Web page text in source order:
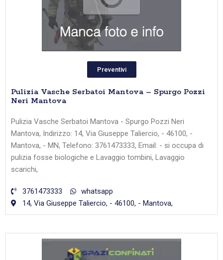
Preventivi
Pulizia Vasche Serbatoi Mantova – Spurgo Pozzi
Neri Mantova
Pulizia Vasche Serbatoi Mantova - Spurgo Pozzi Neri
Mantova, Indirizzo: 14, Via Giuseppe Taliercio, - 46100, -
Mantova, - MN, Telefono: 3761473333, Email: - si occupa di
pulizia fosse biologiche e Lavaggio tombini, Lavaggio
scarichi,
3761473333
whatsapp
14, Via Giuseppe Taliercio, - 46100, - Mantova,